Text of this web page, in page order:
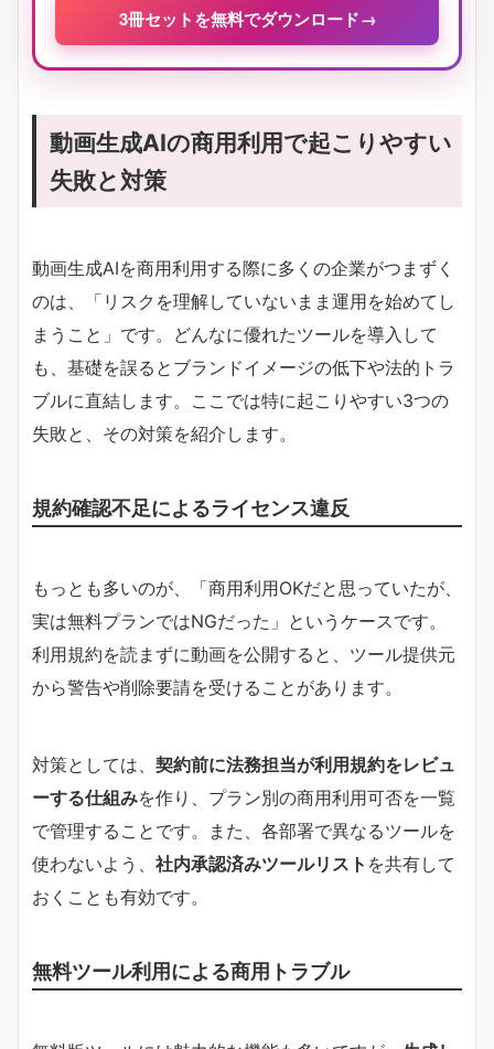
3冊セットを無料でダウンロード→
動画生成AIの商用利用で起こりやすい
失敗と対策
動画生成AIを商用利用する際に多くの企業がつまずく
のは、「リスクを理解していないまま運用を始めてし
まうこと」です。どんなに優れたツールを導入して
も、基礎を誤るとブランドイメージの低下や法的トラ
ブルに直結します。ここでは特に起こりやすい3つの
失敗と、その対策を紹介します。
規約確認不足によるライセンス違反
もっとも多いのが、「商用利用OKだと思っていたが、
実は無料プランではNGだった」というケースです。
利用規約を読まずに動画を公開すると、ツール提供元
から警告や削除要請を受けることがあります。
対策としては、 契約前に法務担当が利用規約をレビュ
ーする仕組みを作り、プラン別の商用利用可否を一覧
で管理することです。また、各部署で異なるツールを
使わないよう、 社内承認済みツールリスト を共有して
おくことも有効です。
無料ツール利用による商用トラブル